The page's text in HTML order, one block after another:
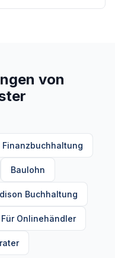
von
Finanzbuchhaltung
Baulohn
Buchhaltung
Für Onlinehändler